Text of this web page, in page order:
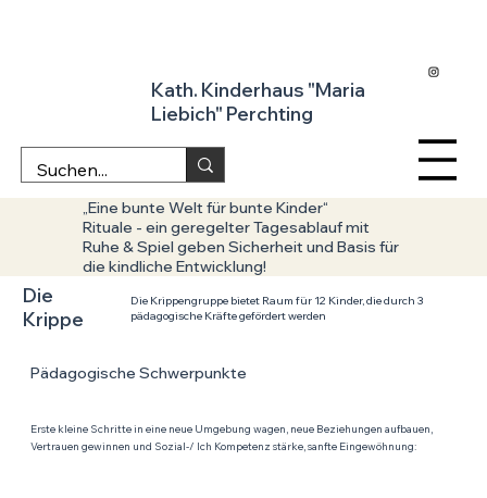
Kath. Kinderhaus "Maria
Liebich" Perchting
„Eine bunte Welt für bunte Kinder“
Rituale - ein geregelter Tagesablauf mit
Ruhe & Spiel geben Sicherheit und Basis für
die kindliche Entwicklung!
Die
Krippe
Die Krippengruppe bietet Raum für 12 Kinder, die durch 3
pädagogische Kräfte gefördert werden
Pädagogische Schwerpunkte
Erste kleine Schritte in eine neue Umgebung wagen, neue Beziehungen aufbauen,
Vertrauen gewinnen und Sozial-/ Ich Kompetenz stärke, sanfte Eingewöhnung: